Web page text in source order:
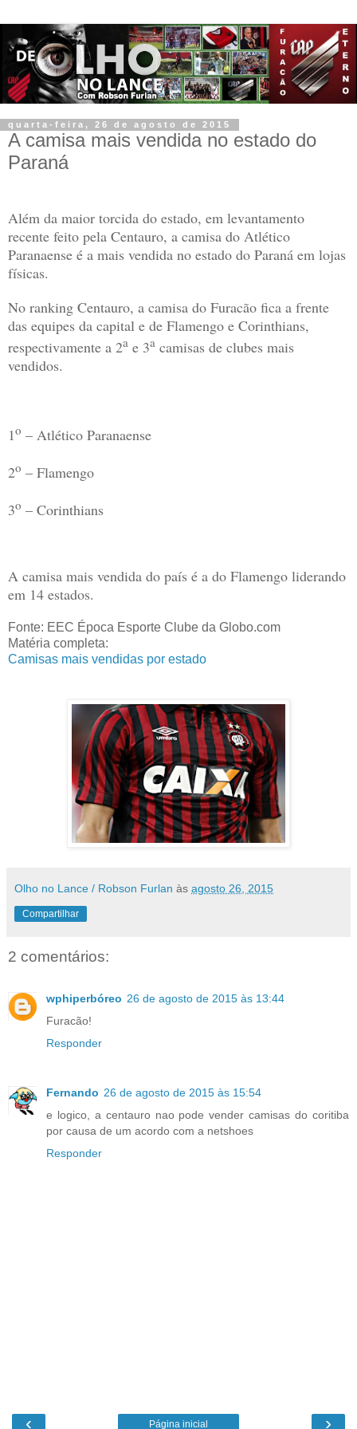
quarta-feira, 26 de agosto de 2015
A camisa mais vendida no estado do
Paraná
Além da maior torcida do estado, em levantamento
recente feito pela Centauro, a camisa do Atlético
Paranaense é a mais vendida no estado do Paraná em lojas
físicas.
No ranking Centauro, a camisa do Furacão fica a frente
das equipes da capital e de Flamengo e Corinthians,
respectivamente a 2a e 3a camisas de clubes mais
vendidos.
1o – Atlético Paranaense
2o – Flamengo
3o – Corinthians
A camisa mais vendida do país é a do Flamengo liderando
em 14 estados.
Fonte: EEC Época Esporte Clube da Globo.com
Matéria completa:
Camisas mais vendidas por estado
Olho no Lance / Robson Furlan às agosto 26, 2015
Compartilhar
2 comentários:
wphiperbóreo 26 de agosto de 2015 às 13:44
Furacão!
Responder
Fernando 26 de agosto de 2015 às 15:54
e logico, a centauro nao pode vender camisas do coritiba
por causa de um acordo com a netshoes
Responder
‹ ›
Página inicial